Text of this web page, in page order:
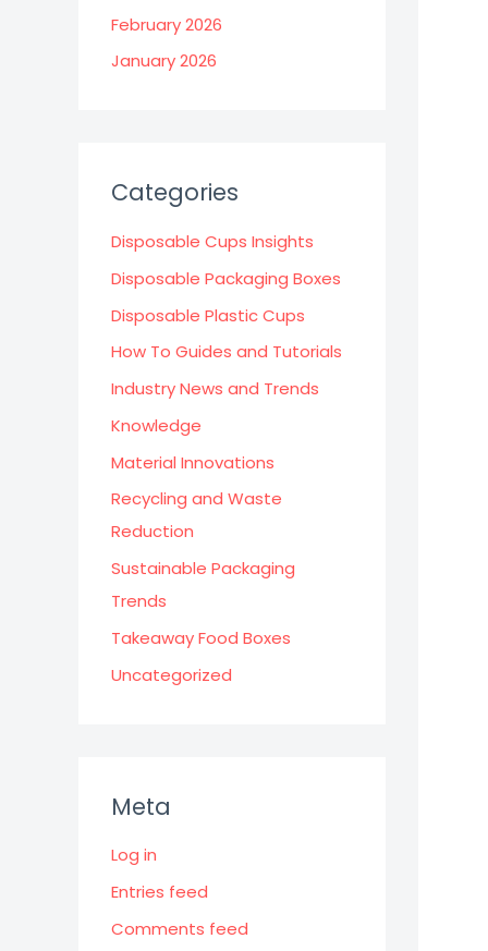
February 2026
January 2026
Categories
Disposable Cups Insights
Disposable Packaging Boxes
Disposable Plastic Cups
How To Guides and Tutorials
Industry News and Trends
Knowledge
Material Innovations
Recycling and Waste
Reduction
Sustainable Packaging
Trends
Takeaway Food Boxes
Uncategorized
Meta
Log in
Entries feed
Comments feed